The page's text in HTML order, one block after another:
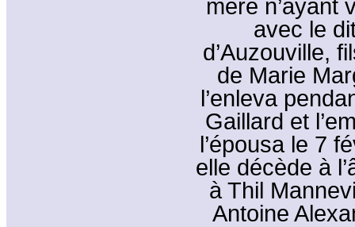
mère n’ayant
avec le
d’Auzouville,
de Marie
l’enleva
Gaillard et
l’épousa le 7
elle décède à
à Thil
Antoine